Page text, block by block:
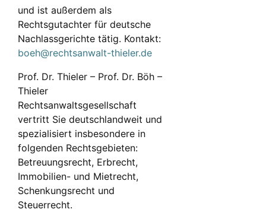
und ist außerdem als
Rechtsgutachter für deutsche
Nachlassgerichte tätig. Kontakt:
boeh@rechtsanwalt-thieler.de
Prof. Dr. Thieler – Prof. Dr. Böh –
Thieler
Rechtsanwaltsgesellschaft
vertritt Sie deutschlandweit und
spezialisiert insbesondere in
folgenden Rechtsgebieten:
Betreuungsrecht, Erbrecht,
Immobilien- und Mietrecht,
Schenkungsrecht und
Steuerrecht.